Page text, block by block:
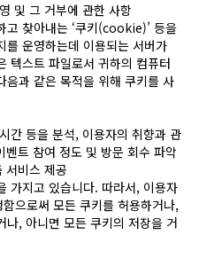
및 그 거부에 관한 사항
고 찾아내는 ‘쿠키(cookie)’ 등을
를 운영하는데 이용되는 서버가
텍스트 파일로서 귀하의 컴퓨터
음과 같은 목적을 위해 쿠키를 사
간 등을 분석, 이용자의 취향과 관
트 참여 정도 및 방문 회수 파악
서비스 제공
가지고 있습니다. 따라서, 이용자
으로써 모든 쿠키를 허용하거나,
나, 아니면 모든 쿠키의 저장을 거